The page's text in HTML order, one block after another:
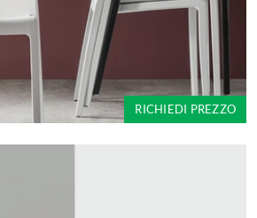
RICHIEDI PREZZO